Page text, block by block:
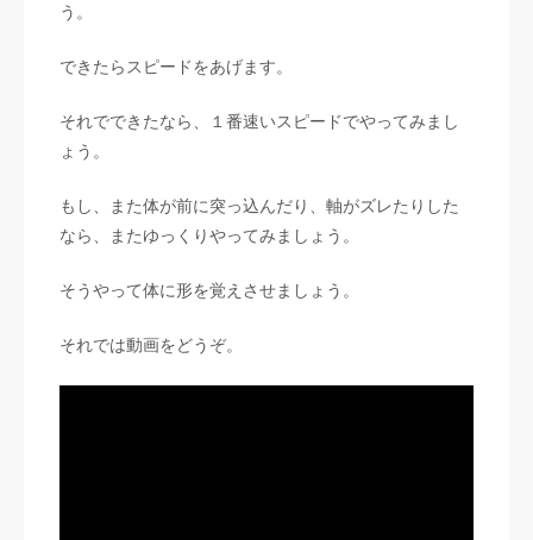
う。
できたらスピードをあげます。
それでできたなら、１番速いスピードでやってみまし
ょう。
もし、また体が前に突っ込んだり、軸がズレたりした
なら、またゆっくりやってみましょう。
そうやって体に形を覚えさせましょう。
それでは動画をどうぞ。